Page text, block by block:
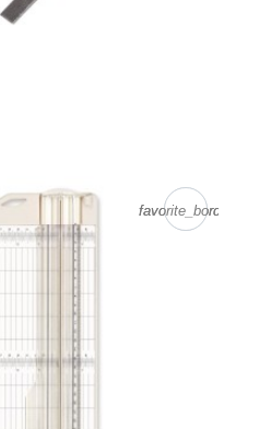
favorite_border
favorite_border